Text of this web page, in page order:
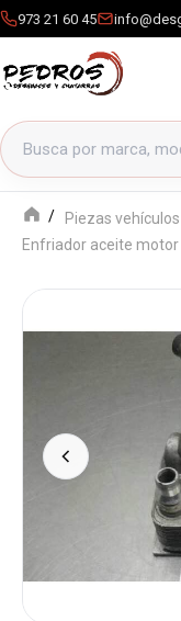
973 21 60 45
Buscar productos
Piezas vehículos
Enfriador aceite motor